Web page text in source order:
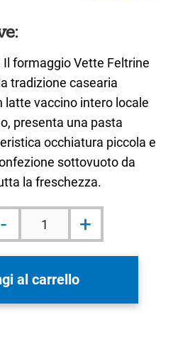
Il formaggio Vette Feltrine
tradizione casearia
latte vaccino intero locale
presenta una pasta
occhiatura piccola e
sottovuoto da
la freschezza.
-
Vette
Feltrine
quantità
+
al carrello